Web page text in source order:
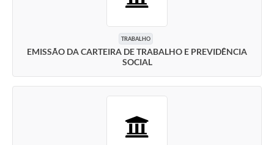
TRABALHO
EMISSÃO DA CARTEIRA DE TRABALHO E PREVIDÊNCIA
SOCIAL